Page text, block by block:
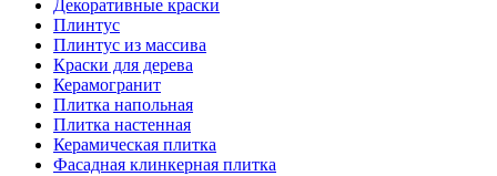
Декоративные краски
Плинтус
Плинтус из массива
Краски для дерева
Керамогранит
Плитка напольная
Плитка настенная
Керамическая плитка
Фасадная клинкерная плитка